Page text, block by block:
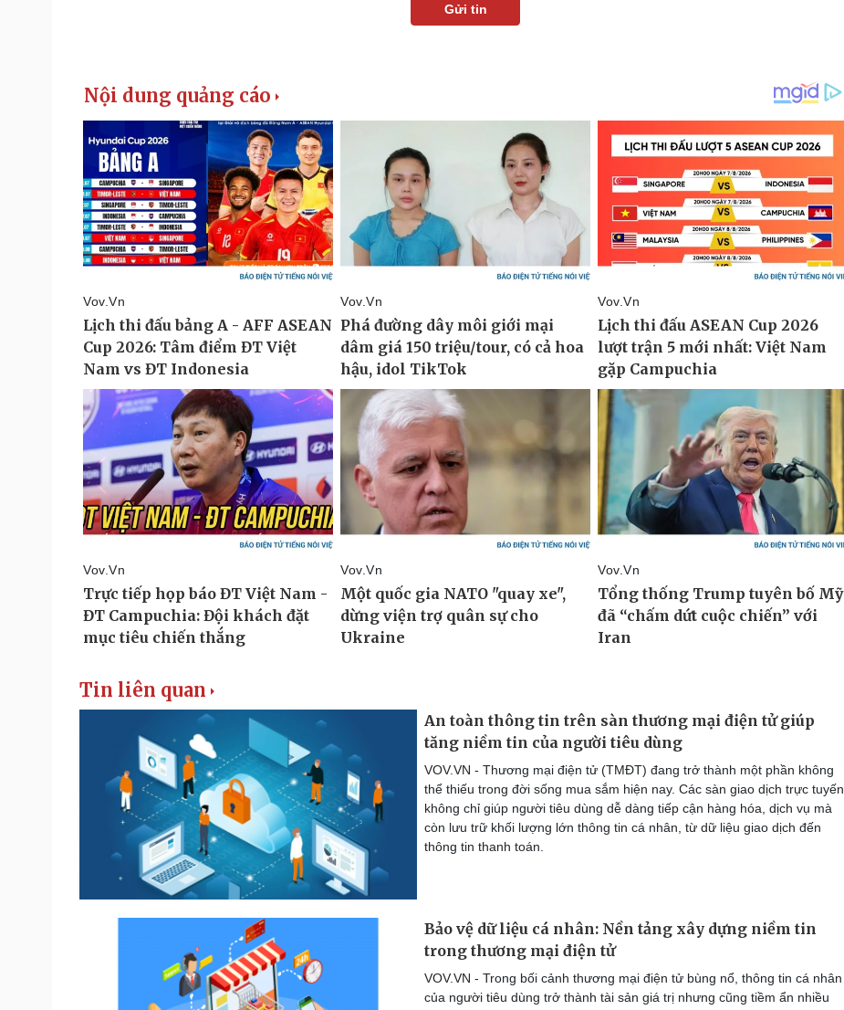
Gửi tin
Tin liên quan
An toàn thông tin trên sàn thương mại điện tử giúp
tăng niềm tin của người tiêu dùng
VOV.VN - Thương mại điện tử (TMĐT) đang trở thành một phần không
thể thiếu trong đời sống mua sắm hiện nay. Các sàn giao dịch trực tuyến
không chỉ giúp người tiêu dùng dễ dàng tiếp cận hàng hóa, dịch vụ mà
còn lưu trữ khối lượng lớn thông tin cá nhân, từ dữ liệu giao dịch đến
thông tin thanh toán.
Bảo vệ dữ liệu cá nhân: Nền tảng xây dựng niềm tin
trong thương mại điện tử
VOV.VN - Trong bối cảnh thương mại điện tử bùng nổ, thông tin cá nhân
của người tiêu dùng trở thành tài sản giá trị nhưng cũng tiềm ẩn nhiều